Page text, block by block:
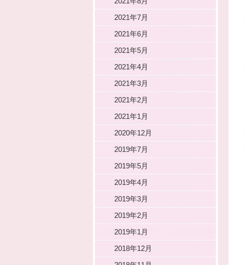
2021年7月
2021年6月
2021年5月
2021年4月
2021年3月
2021年2月
2021年1月
2020年12月
2019年7月
2019年5月
2019年4月
2019年3月
2019年2月
2019年1月
2018年12月